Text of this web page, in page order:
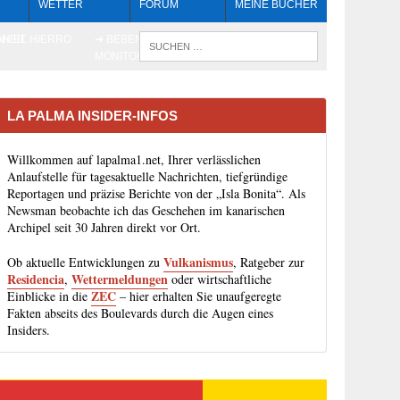
WETTER FORUM MEINE BÜCHER
LA PALMA INSIDER-INFOS
Willkommen auf lapalma1.net, Ihrer verlässlichen
Anlaufstelle für tagesaktuelle Nachrichten, tiefgründige
Reportagen und präzise Berichte von der „Isla Bonita“. Als
Newsman beobachte ich das Geschehen im kanarischen
Archipel seit 30 Jahren direkt vor Ort.
Ob aktuelle Entwicklungen zuVulkanismus, Ratgeber zur
Residencia,Wettermeldungen oder wirtschaftliche
Einblicke in dieZEC – hier erhalten Sie unaufgeregte
Fakten abseits des Boulevards durch die Augen eines
Insiders.